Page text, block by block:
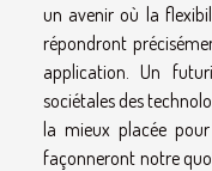
un avenir où la
répondront
application. Un
sociétales des
la mieux placée
façonneront notre